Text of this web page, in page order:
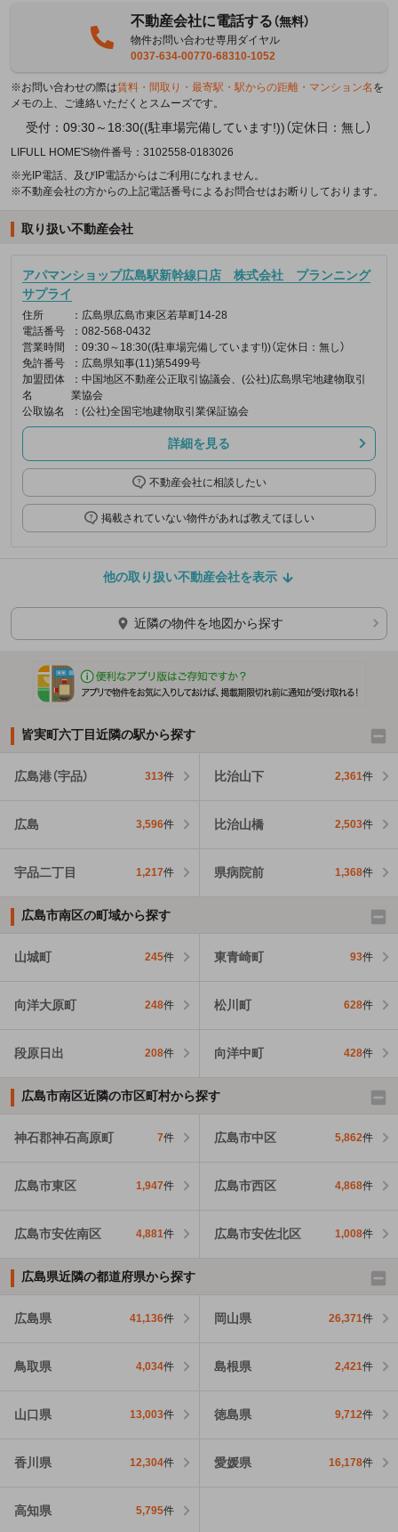
不動産会社に電話する（無料）
物件お問い合わせ専用ダイヤル
0037-634-00770-68310-1052
※お問い合わせの際は賃料・間取り・最寄駅・駅からの距離・マンション名 を
メモの上、ご連絡いただくとスムーズです。
受付：09:30～18:30((駐車場完備しています!))（定休日：無し）
LIFULL HOME'S物件番号：3102558-0183026
※光IP電話、及びIP電話からはご利用になれません。
※不動産会社の方からの上記電話番号によるお問合せはお断りしております。
取り扱い不動産会社
アパマンショップ広島駅新幹線口店 株式会社 プランニング
サプライ
住所
：広島県広島市東区若草町14-28
電話番号
：082-568-0432
営業時間
：09:30～18:30((駐車場完備しています!))（定休日：無し）
免許番号
：広島県知事(11)第5499号
加盟団体
名
：中国地区不動産公正取引協議会、(公社)広島県宅地建物取引
業協会
公取協名
：(公社)全国宅地建物取引業保証協会
詳細を見る
不動産会社に相談したい
掲載されていない物件があれば教えてほしい
他の取り扱い不動産会社を表示
近隣の物件を地図から探す
皆実町六丁目近隣の駅から探す
広島港（宇品） 313件 比治山下 2,361件
広島 3,596件 比治山橋 2,503件
宇品二丁目 1,217件 県病院前 1,368件
広島市南区の町域から探す
山城町 245件 東青崎町 93件
向洋大原町 248件 松川町 628件
段原日出 208件 向洋中町 428件
広島市南区近隣の市区町村から探す
神石郡神石高原町 7件 広島市中区 5,862件
広島市東区 1,947件 広島市西区 4,868件
広島市安佐南区 4,881件 広島市安佐北区 1,008件
広島県近隣の都道府県から探す
広島県 41,136件 岡山県 26,371件
鳥取県 4,034件 島根県 2,421件
山口県 13,003件 徳島県 9,712件
香川県 12,304件 愛媛県 16,178件
高知県 5,795件